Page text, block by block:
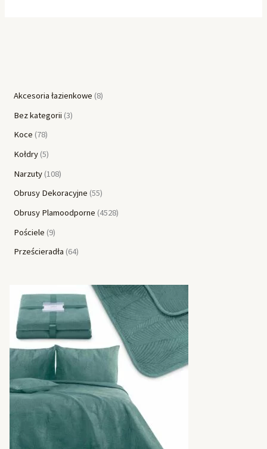
Akcesoria łazienkowe 8
Bez kategorii 3
Koce 78
Kołdry 5
Narzuty 108
Obrusy Dekoracyjne 55
Obrusy Plamoodporne 4528
Pościele 9
Prześcieradła 64